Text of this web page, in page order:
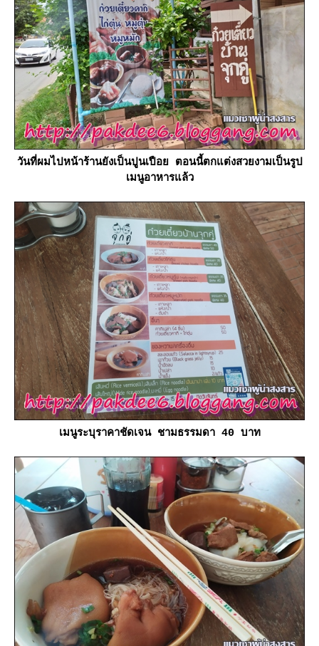
วันที่ผมไปหน้าร้านยังเป็นปูนเปือย ตอนนี้ตกแต่งสวยงามเป็นรูป
เมนูอาหารแล้ว
เมนูระบุราคาชัดเจน ชามธรรมดา 40 บาท